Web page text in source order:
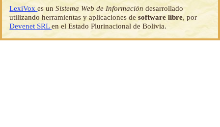
LexiVoxes unSistema Web de Información desarrollado
utilizando herramientas y aplicaciones desoftware libre, por
Devenet SRLen el Estado Plurinacional de Bolivia.